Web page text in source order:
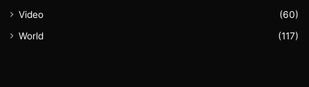
Video
(60)
World
(117)